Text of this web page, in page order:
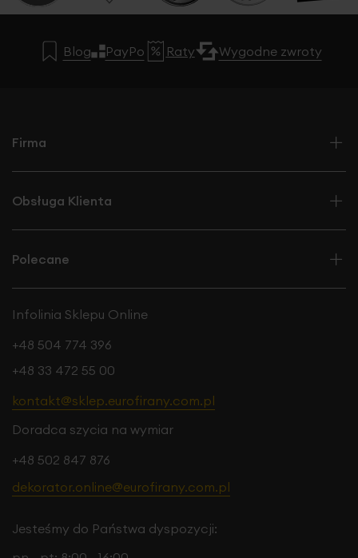
Blog PayPo Raty Wygodne zwroty
Firma
Obsługa Klienta
Polecane
Infolinia Sklepu Online
+48 504 774 396
+48 33 472 55 00
kontakt@sklep.eurofirany.com.pl
Doradca szycia na wymiar
+48 502 847 876
dekorator.online@eurofirany.com.pl
Jesteśmy do Państwa dyspozycji: